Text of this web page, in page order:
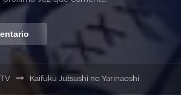
Kaifuku Jutsushi no Yarinaoshi